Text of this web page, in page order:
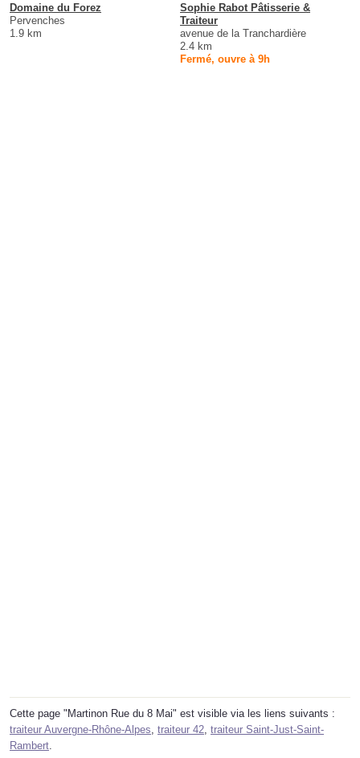
Domaine du Forez
Pervenches
1.9 km
Sophie Rabot Pâtisserie &
Traiteur
avenue de la Tranchardière
2.4 km
Fermé, ouvre à 9h
Cette page "Martinon Rue du 8 Mai" est visible via les liens suivants :
traiteur Auvergne-Rhône-Alpes traiteur 42 traiteur Saint-Just-Saint-
Rambert